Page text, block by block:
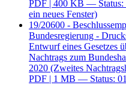
PDF | 400 KB — Status:
ein neues Fenster)
19/20600 -
Bundesregierung -
Entwurf eines Gesetzes
Nachtrags zum
2020 (Zweites
PDF | 1 MB — Status: